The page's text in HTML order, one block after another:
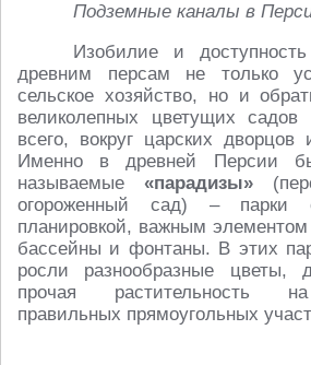
Подземные каналы в
Изобилие и
древним персам не только
сельское хозяйство, но и
великолепных цветущих
всего, вокруг царских
Именно в древней Персии
называемые «парадизы»
огороженный сад) – парки
планировкой, важным
бассейны и фонтаны. В этих
росли разнообразные цветы,
прочая растительность на
правильных прямоугольных